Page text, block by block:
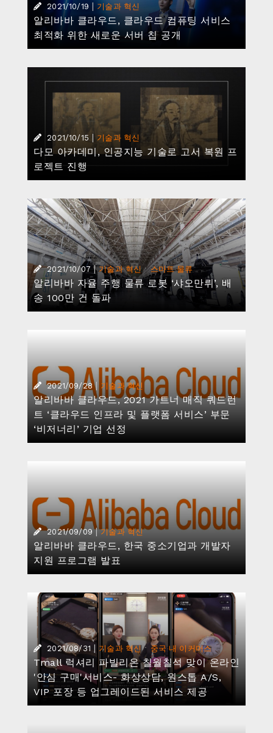
2021/10/19 | 기술과 혁신
알리바바 클라우드, 클라우드 컴퓨팅 서비스
최적화 위한 새로운 서버 칩 공개
2021/10/15 | 기술과 혁신
다모 아카데미, 인공지능 기술로 고서 복원 프
로젝트 진행
2021/10/07 | 기술과 혁신·스마트 물류
알리바바 자율 주행 물류 로봇 ‘샤오만뤼’, 배
송 100만 건 돌파
2021/09/28 | 기술과 혁신
알리바바 클라우드, 2021 가트너 매직 쿼드런
트 ‘클라우드 인프라 및 플랫폼 서비스’ 부문
‘비저너리’ 기업 선정
2021/09/09 | 기술과 혁신
알리바바 클라우드, 한국 중소기업과 개발자
지원 프로그램 발표
2021/08/31 | 기술과 혁신· 중국 내 이커머스
Tmall 럭셔리 파빌리온 칠월칠석 맞이 온라인
'안심 구매'서비스- 화상상담, 원스톱 A/S,
VIP 포장 등 업그레이드된 서비스 제공